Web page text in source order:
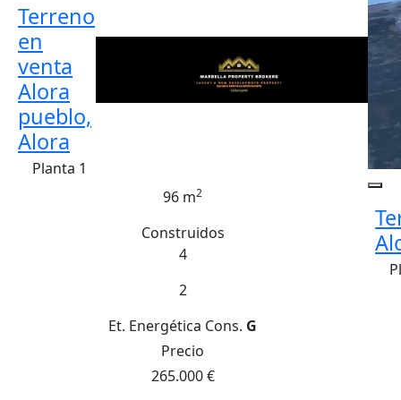
Terreno
en
venta
Alora
pueblo,
Alora
Planta 1
96 m2
Construidos
4
2
Et. Energética Cons. G
Precio
265.000 €